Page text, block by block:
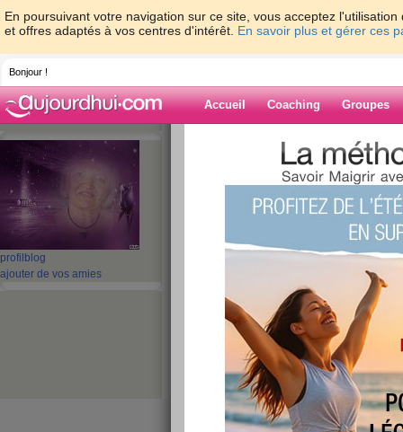
En poursuivant votre navigation sur ce site, vous acceptez
et offres adaptés à vos centres d'intérêt. En savoir plus et gérer ces
Bonjour !
Accueil Coaching Groupes
profil blog
ajouter de vos amies
> > Petit
Blog de
Petit coucou du
J'espère que vous avez passé un
s'est très bien passé avec
souhaite qu'il en soit de